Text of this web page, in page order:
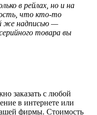
в рейлах, но и на
что кто-то
же надписью —
товара вы
заказать с любой
в интернете или
фирмы. Стоимость